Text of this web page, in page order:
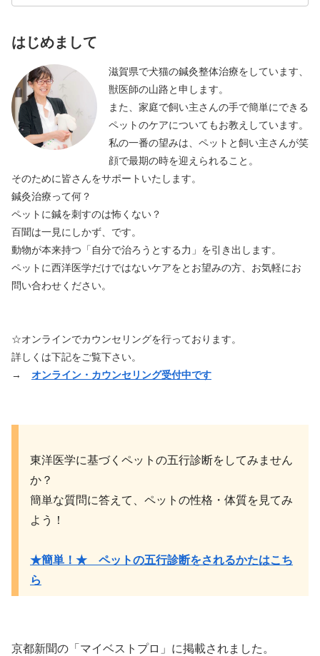
はじめまして
滋賀県で犬猫の鍼灸整体治療をしています、
獣医師の山路と申します。
また、家庭で飼い主さんの手で簡単にできる
ペットのケアについてもお教えしています。
私の一番の望みは、ペットと飼い主さんが笑
顔で最期の時を迎えられること。
そのために皆さんをサポートいたします。
鍼灸治療って何？
ペットに鍼を刺すのは怖くない？
百聞は一見にしかず、です。
動物が本来持つ「自分で治ろうとする力」を引き出します。
ペットに西洋医学だけではないケアをとお望みの方、お気軽にお
問い合わせください。
☆オンラインでカウンセリングを行っております。
詳しくは下記をご覧下さい。
→ オンライン・カウンセリング受付中です
東洋医学に基づくペットの五行診断をしてみません
か？
簡単な質問に答えて、ペットの性格・体質を見てみ
よう！
★簡単！★ ペットの五行診断をされるかたはこち
ら
京都新聞の「マイベストプロ」に掲載されました。